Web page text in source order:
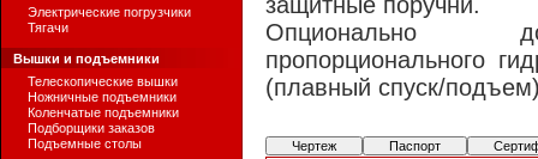
Электрические погрузчики
Тягачи
Вышки и подъемники
Телескопические вышки
Ножничные подъемники
Коленчатые подъемники
Подборщики заказов
Подъемные столы
Опционально
пропорционального
(плавный спуск/
Чертеж Паспорт